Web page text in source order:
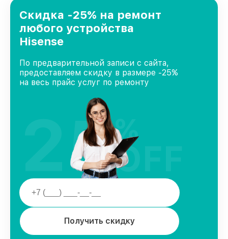
Санкт-Петербурге, постоянно повышая
уровень доверия и лояльности наших
клиентов.
Скидка -25% на ремонт
любого устройства
Hisense
По предварительной записи с сайта,
предоставляем скидку в размере -25%
на весь прайс услуг по ремонту
Получить скидку
25%
OFF